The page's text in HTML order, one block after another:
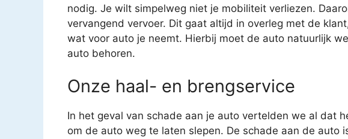
nodig. Je wilt simpelweg niet je mobiliteit verliezen.
vervangend vervoer. Dit gaat altijd in overleg met de
wat voor auto je neemt. Hierbij moet de auto natuurlijk
auto behoren.
Onze haal- en brengservice
In het geval van schade aan je auto vertelden we al dat
om de auto weg te laten slepen. De schade aan de auto